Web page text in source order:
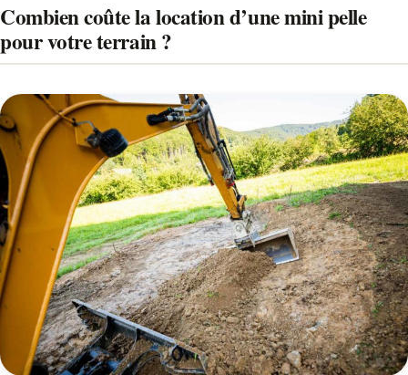
Combien coûte la location d’une mini pelle
pour votre terrain ?